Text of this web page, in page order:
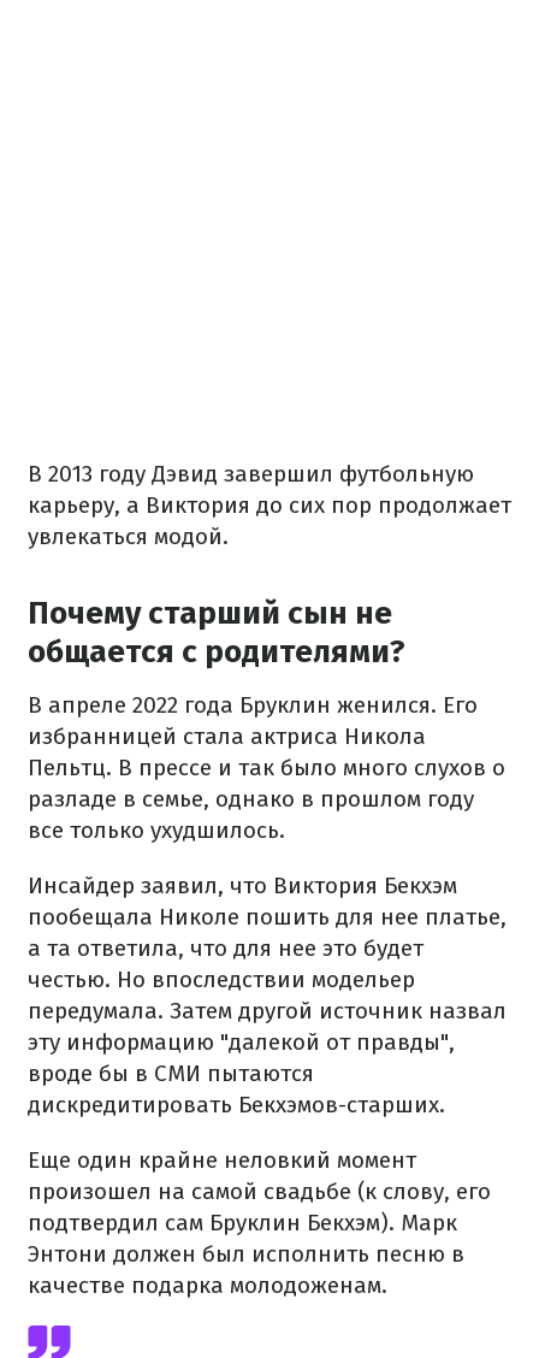
В 2013 году Дэвид завершил футбольную
карьеру, а Виктория до сих пор продолжает
увлекаться модой.
Почему старший сын не
общается с родителями?
В апреле 2022 года Бруклин женился. Его
избранницей стала актриса Никола
Пельтц. В прессе и так было много слухов о
разладе в семье, однако в прошлом году
все только ухудшилось.
Инсайдер заявил, что Виктория Бекхэм
пообещала Николе пошить для нее платье,
а та ответила, что для нее это будет
честью. Но впоследствии модельер
передумала. Затем другой источник назвал
эту информацию "далекой от правды",
вроде бы в СМИ пытаются
дискредитировать Бекхэмов-старших.
Еще один крайне неловкий момент
произошел на самой свадьбе (к слову, его
подтвердил сам Бруклин Бекхэм). Марк
Энтони должен был исполнить песню в
качестве подарка молодоженам.